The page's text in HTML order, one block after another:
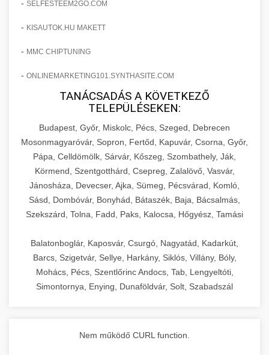
- SELFESTEEM2GO.COM
- KISAUTOK.HU MAKETT
- MMC CHIPTUNING
- ONLINEMARKETING101.SYNTHASITE.COM
TANÁCSADÁS A KÖVETKEZŐ
TELEPÜLÉSEKEN:
Budapest, Győr, Miskolc, Pécs, Szeged, Debrecen
Mosonmagyaróvár, Sopron, Fertőd, Kapuvár, Csorna, Győr,
Pápa, Celldömölk, Sárvár, Kőszeg, Szombathely, Ják,
Körmend, Szentgotthárd, Csepreg, Zalalövő, Vasvár,
Jánosháza, Devecser, Ajka, Sümeg, Pécsvárad, Komló,
Sásd, Dombóvár, Bonyhád, Bátaszék, Baja, Bácsalmás,
Szekszárd, Tolna, Fadd, Paks, Kalocsa, Hőgyész, Tamási
Balatonboglár, Kaposvár, Csurgó, Nagyatád, Kadarkút,
Barcs, Szigetvár, Sellye, Harkány, Siklós, Villány, Bóly,
Mohács, Pécs, Szentlőrinc Andocs, Tab, Lengyeltóti,
Simontornya, Enying, Dunaföldvár, Solt, Szabadszál
Nem működő CURL function.